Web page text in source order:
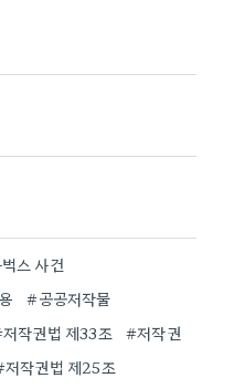
스 사건
#공공저작물
작권법 제33조
#저작권
작권법 제25조